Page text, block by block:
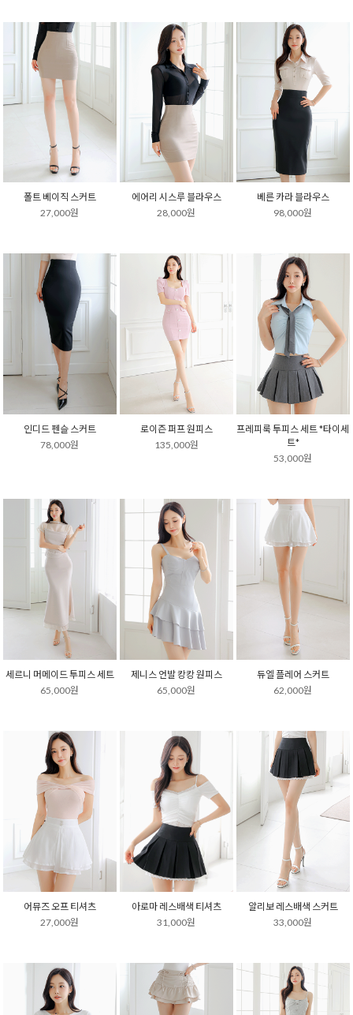
폴트 베이직 스커트
27,000원
에어리 시스루 블라우스
28,000원
베른 카라 블라우스
98,000원
인디드 펜슬 스커트
78,000원
로이즌 퍼프 원피스
135,000원
프레피룩 투피스 세트 *타이세
트*
53,000원
세르니 머메이드 투피스 세트
65,000원
제니스 언발 캉캉 원피스
65,000원
듀엘 플레어 스커트
62,000원
어뮤즈 오프 티셔츠
27,000원
아로마 레스배색 티셔츠
31,000원
알리보 레스배색 스커트
33,000원